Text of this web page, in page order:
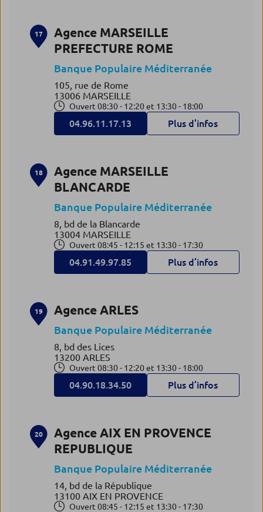
17
Agence MARSEILLE
PREFECTURE ROME
Banque Populaire Méditerranée
105, rue de Rome
13006 MARSEILLE
Ouvert 08:30 - 12:20 et 13:30 - 18:00
04.96.11.17.13 Plus d’infos
18
Agence MARSEILLE
BLANCARDE
Banque Populaire Méditerranée
8, bd de la Blancarde
13004 MARSEILLE
Ouvert 08:45 - 12:15 et 13:30 - 17:30
04.91.49.97.85 Plus d’infos
19 Agence ARLES
Banque Populaire Méditerranée
8, bd des Lices
13200 ARLES
Ouvert 08:30 - 12:20 et 13:30 - 18:00
04.90.18.34.50 Plus d’infos
20
Agence AIX EN PROVENCE
REPUBLIQUE
Banque Populaire Méditerranée
14, bd de la République
13100 AIX EN PROVENCE
Ouvert 08:45 - 12:15 et 13:30 - 17:30